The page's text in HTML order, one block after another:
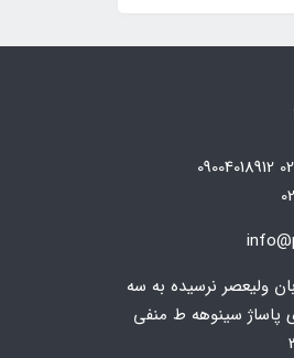
02166174496 09004018912
ولیعصر نرسیده به سه
پاساژ سینوهه ط منفی